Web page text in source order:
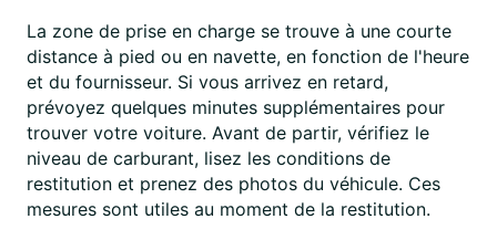
La zone de prise en charge se trouve à une courte
distance à pied ou en navette, en fonction de l'heure
et du fournisseur. Si vous arrivez en retard,
prévoyez quelques minutes supplémentaires pour
trouver votre voiture. Avant de partir, vérifiez le
niveau de carburant, lisez les conditions de
restitution et prenez des photos du véhicule. Ces
mesures sont utiles au moment de la restitution.